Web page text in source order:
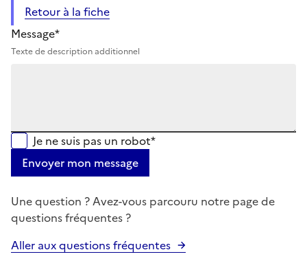
Retour à la fiche
Message*
Texte de description additionnel
Je ne suis pas un robot*
Envoyer mon message
Une question ? Avez-vous parcouru notre page de
questions fréquentes ?
Aller aux questions fréquentes